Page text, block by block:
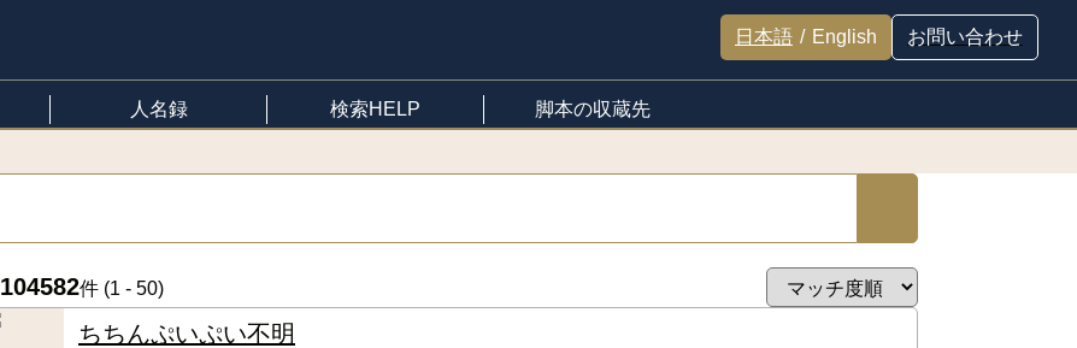
日本語 / English お問い合わせ
人名録 検索HELP 脚本の収蔵先
104582件 (1 - 50)
ちちんぷいぷい不明